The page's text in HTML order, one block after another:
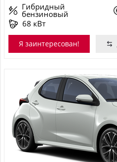
Гибридный
бензиновый
68 кВт
Я заинтересован!